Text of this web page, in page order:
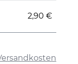
2,90 €